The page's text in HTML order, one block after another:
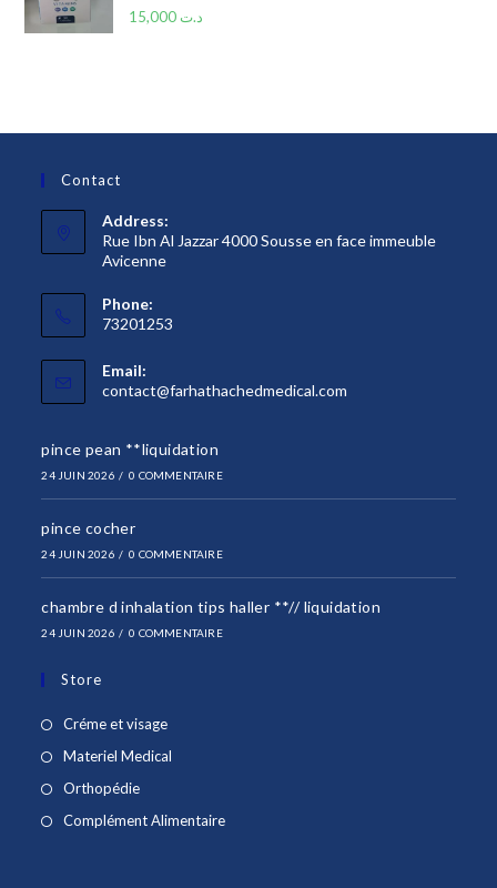
Rated5.00د.ت
Contact
Address:
Rue Ibn Al Jazzar 4000 Sousse en face immeuble
Avicenne
Phone:
73201253
Email:
contact@farhathachedmedical.com
pince pean **liquidation
24 JUIN 2026 / 0 COMMENTAIRE
pince cocher
24 JUIN 2026 / 0 COMMENTAIRE
chambre d inhalation tips haller **// liquidation
24 JUIN 2026 / 0 COMMENTAIRE
Store
Créme et visageS’ouvre
dans
Materiel Medical
OrthopédieS’ouvre
dans
Complément AlimentaireS’ouvre